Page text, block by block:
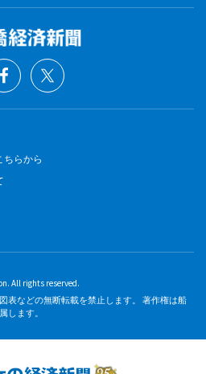
ちらから
All rights reserved.
表などの無断転載を禁止します。 著作権は船
します。